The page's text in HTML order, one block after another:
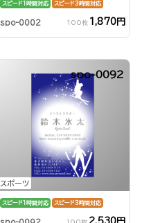
スピード1時間対応 スピード3時間対応
spo-0002 100枚 1,870円
スポーツ
spo-0092
スピード1時間対応 スピード3時間対応